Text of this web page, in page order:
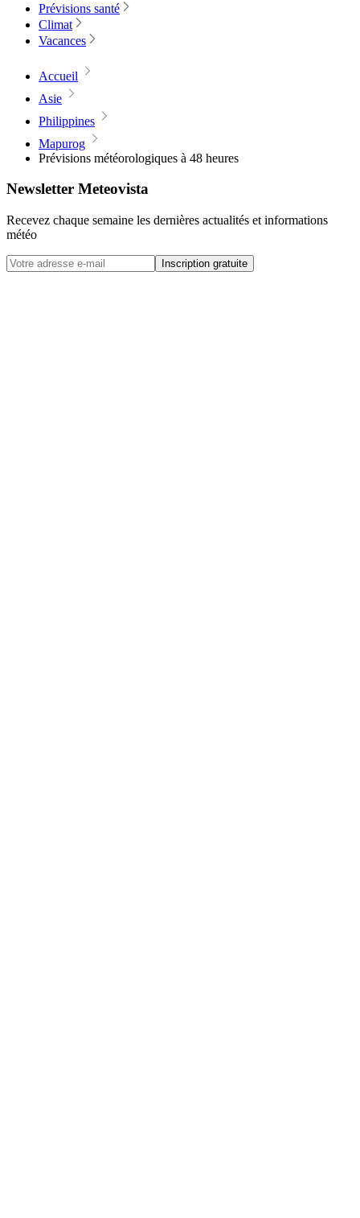
Prévisions santé
Climat
Vacances
Accueil
Asie
Philippines
Mapurog
Prévisions météorologiques à 48 heures
Newsletter Meteovista
Recevez chaque semaine les dernières actualités et informations
météo
Inscription gratuite